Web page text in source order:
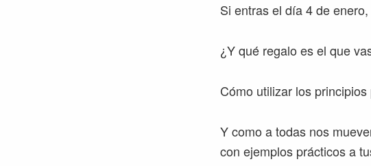
Si entras el día 4 de
¿Y qué regalo es el que
Cómo utilizar los
Y como a todas nos
con ejemplos prácticos a